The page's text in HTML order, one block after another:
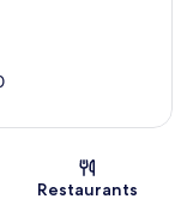
Restaurants